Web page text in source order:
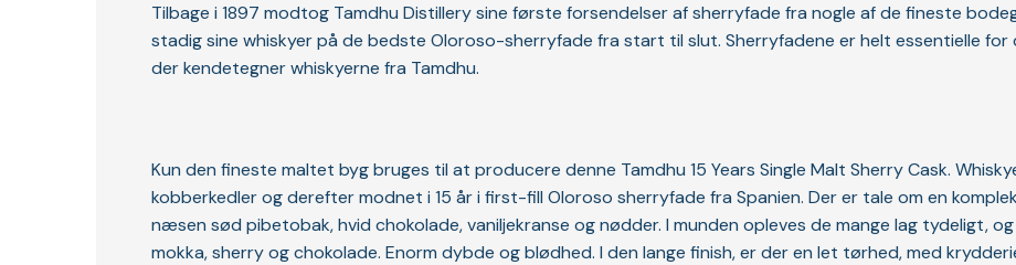
Tilbage i 1897 modtog Tamdhu Distillery sine første forsendelser af sherryfade fra nogle af de fineste
stadig sine whiskyer på de bedste Oloroso-sherryfade fra start til slut. Sherryfadene er helt essentielle
der kendetegner whiskyerne fra Tamdhu.
Kun den fineste maltet byg bruges til at producere denne Tamdhu 15 Years Single Malt Sherry Cask.
kobberkedler og derefter modnet i 15 år i first-fill Oloroso sherryfade fra Spanien. Der er tale om en
næsen sød pibetobak, hvid chokolade, vaniljekranse og nødder. I munden opleves de mange lag tydeligt,
mokka, sherry og chokolade. Enorm dybde og blødhed. I den lange finish, er der en let tørhed, med